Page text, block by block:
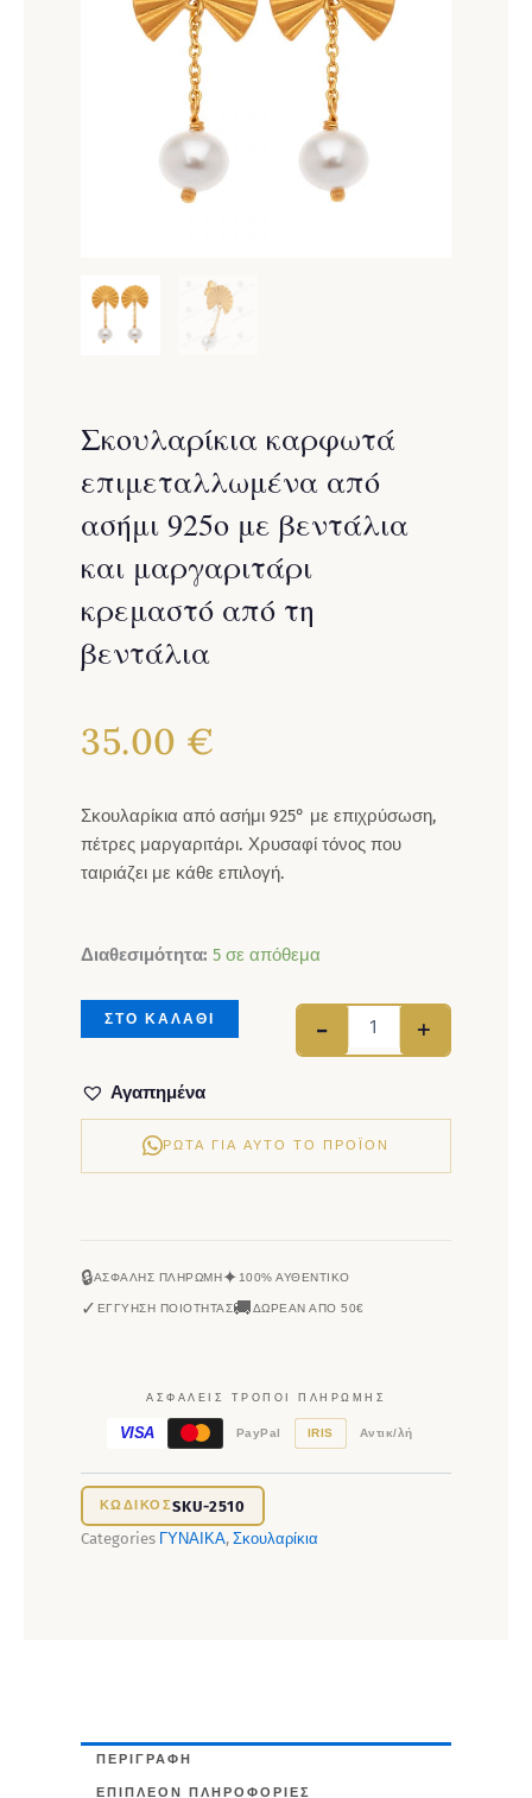
Σκουλαρίκια καρφωτά
επιμεταλλωμένα από
ασήμι 925ο με βεντάλια
και μαργαριτάρι
κρεμαστό από τη
βεντάλια
35.00 €
Σκουλαρίκια από ασήμι 925° με επιχρύσωση,
πέτρες μαργαριτάρι. Χρυσαφί τόνος που
ταιριάζει με κάθε επιλογή.
Διαθεσιμότητα: 5 σε απόθεμα
- +
ΣΤΟ ΚΑΛΑΘΙ
Αγαπημένα
ΡΏΤΑ ΓΙΑ ΑΥΤΌ ΤΟ ΠΡΟΪΌΝ
🔒ΑΣΦΑΛΉΣ ΠΛΗΡΩΜΉ✦ 100% ΑΥΘΕΝΤΙΚΌ
✓ ΕΓΓΎΗΣΗ ΠΟΙΌΤΗΤΑΣ🚚ΔΩΡΕΆΝ ΑΠΌ 50€
ΑΣΦΑΛΕΊΣ ΤΡΌΠΟΙ ΠΛΗΡΩΜΉΣ
VISA PayPal IRIS Αντικ/λή
SKU-2510
Categories ΓΥΝΑΙΚΑ, Σκουλαρίκια
ΠΕΡΙΓΡΑΦΉ
ΕΠΙΠΛΈΟΝ ΠΛΗΡΟΦΟΡΊΕΣ